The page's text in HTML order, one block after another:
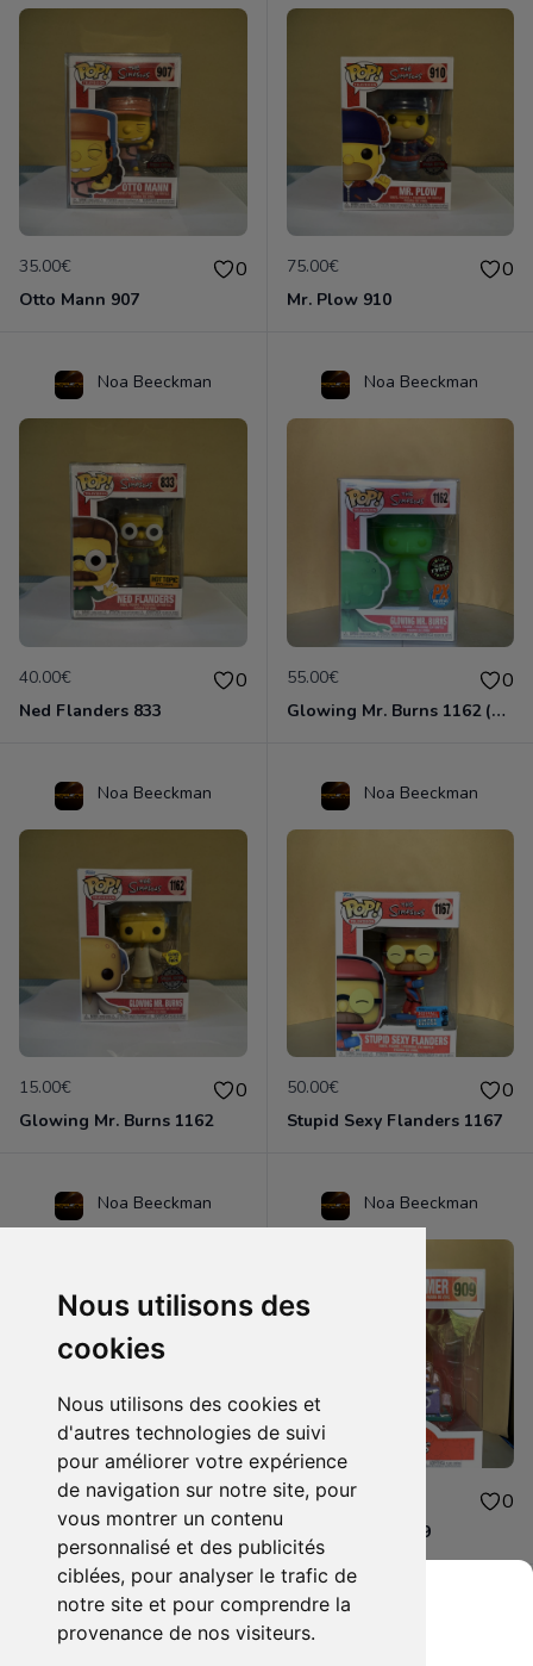
Nous utilisons des
cookies
Nous utilisons des cookies et
d'autres technologies de suivi
pour améliorer votre expérience
de navigation sur notre site, pour
vous montrer un contenu
personnalisé et des publicités
ciblées, pour analyser le trafic de
notre site et pour comprendre la
provenance de nos visiteurs.
35.00€ 0
Otto Mann 907
75.00€ 0
Mr. Plow 910
Noa Beeckman
40.00€ 0
Ned Flanders 833
Noa Beeckman
55.00€ 0
Glowing Mr. Burns 1162 (Chase Edition)
Noa Beeckman
15.00€ 0
Glowing Mr. Burns 1162
Noa Beeckman
50.00€ 0
Stupid Sexy Flanders 1167
Noa Beeckman
17.00€ 0
Belly Dancer Homer 1144
Noa Beeckman
40.00€ 0
Couch Homer 909